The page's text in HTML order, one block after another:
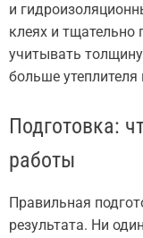
и
клеях и
учитывать
больше утеплителя
Подготовка:
работы
Правильная
результата. Ни